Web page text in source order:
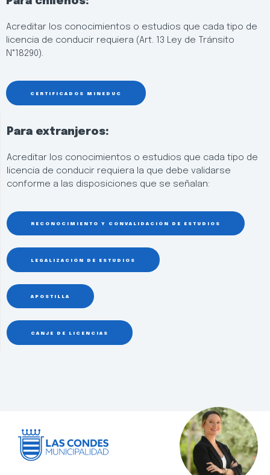
Acreditar los conocimientos o estudios que cada tipo de
licencia de conducir requiera (Art. 13 Ley de Tránsito
N°18290).
CERTIFICADOS MINEDUC
Para extranjeros:
Acreditar los conocimientos o estudios que cada tipo de
licencia de conducir requiera la que debe validarse
conforme a las disposiciones que se señalan:
RECONOCIMIENTO Y CONVALIDACIÓN DE ESTUDIOS
LEGALIZACIÓN DE ESTUDIOS
APOSTILLA
CANJE DE LICENCIAS